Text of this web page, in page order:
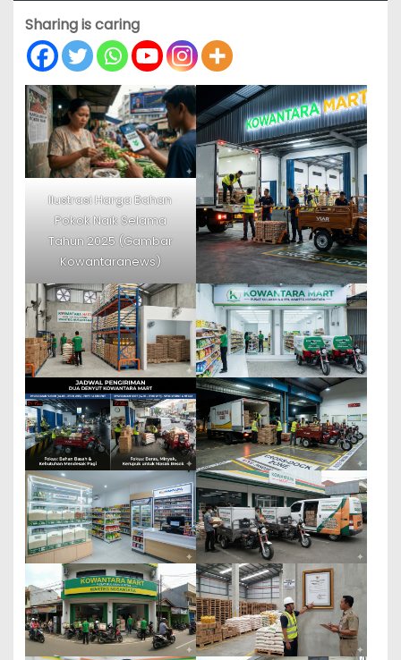
Sharing is caring
Ilustrasi Harga Bahan
Pokok Naik Selama
Tahun 2025 (Gambar
Kowantaranews)